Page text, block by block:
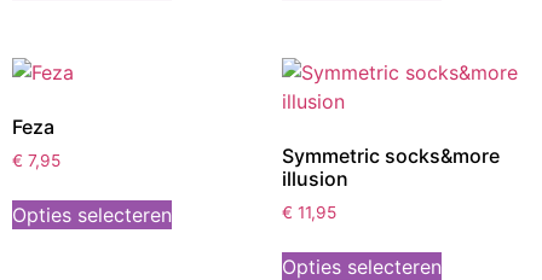
Feza
€ 7,95
Opties selecteren
Symmetric socks&more
illusion
€ 11,95
Opties selecteren